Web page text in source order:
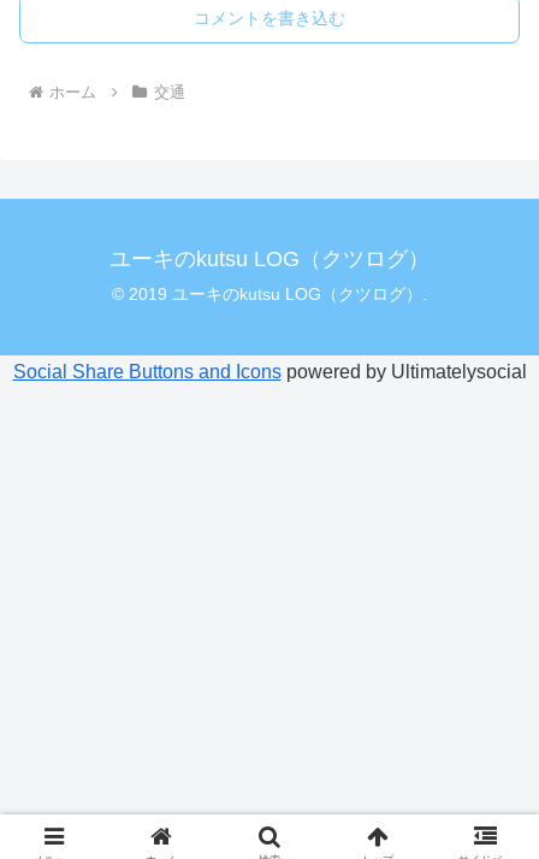
コメントを書き込む
ホーム 交通
ユーキのkutsu LOG（クツログ）
© 2019 ユーキのkutsu LOG（クツログ）.
Social Share Buttons and Iconspowered by Ultimatelysocial